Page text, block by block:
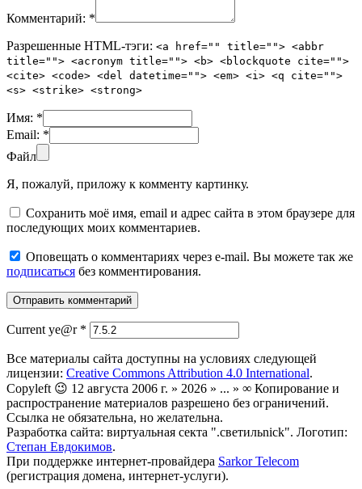
Комментарий: *
Разрешенные HTML-тэги: <a href="" title=""> <abbr
title=""> <acronym title=""> <b> <blockquote cite="">
<cite> <code> <del datetime=""> <em> <i> <q cite="">
<s> <strike> <strong>
Имя: *
Email: *
Файл
Я, пожалуй, приложу к комменту картинку.
Сохранить моё имя, email и адрес сайта в этом браузере для
последующих моих комментариев.
Оповещать о комментариях через e-mail. Вы можете так же
подписаться без комментирования.
Current ye@r *
Все материалы сайта доступны на условиях следующей
лицензии: Creative Commons Attribution 4.0 International.
Copyleft 😉 12 августа 2006 г. » 2026 » ... » ∞ Копирование и
распространение материалов разрешено без ограничений.
Ссылка не обязательна, но желательна.
Разработка сайта: виртуальная секта ".светильnick". Логотип:
Степан Евдокимов.
При поддержке интернет-провайдера Sarkor Telecom
(регистрация домена, интернет-услуги).